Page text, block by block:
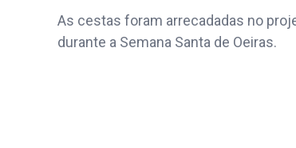
As cestas foram arrecadadas no
durante a Semana Santa de Oeiras.